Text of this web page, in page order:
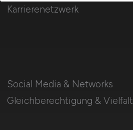
Social Media & Networks
Gleichberechtigung & Vielfalt
Karrierenetzwerk